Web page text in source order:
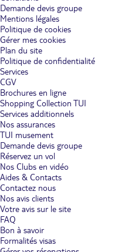
Demande devis groupe
Mentions légales
Politique de cookies
Gérer mes cookies
Plan du site
Politique de confidentialité
Services
CGV
Brochures en ligne
Shopping Collection TUI
Services additionnels
Nos assurances
TUI musement
Demande devis groupe
Réservez un vol
Nos Clubs en vidéo
Aides & Contacts
Contactez nous
Nos avis clients
Votre avis sur le site
FAQ
Bon à savoir
Formalités visas